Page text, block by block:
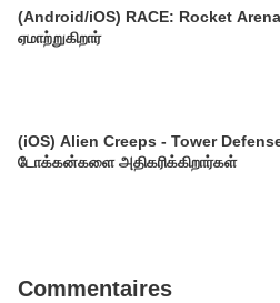
(Android/iOS) RACE: Rocket
ஏமாற்றுகிறார்
(iOS) Alien Creeps - Tower
டோக்கன்களை அதிகரிக்கிறார்கள்
Commentaires